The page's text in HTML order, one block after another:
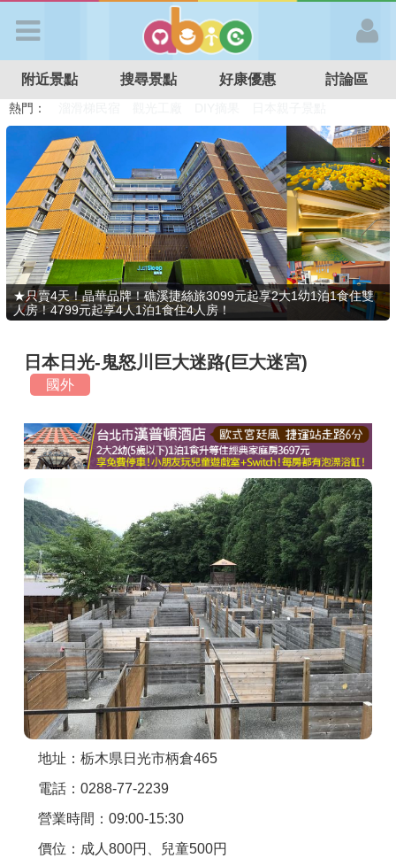
APP登入
首 頁
搜尋景點
好康優惠
最新消息
最新留言
商家合作
討論區
聯絡我們
APP下載
附近景點 搜尋景點 好康優惠 討論區
熱門：
特色遊戲場
親子住房優惠 台北親子餐廳 溫泉泡湯SPA
★只賣4天！晶華品牌！礁溪捷絲旅3099元起享2大1幼1泊1食住雙
人房！4799元起享4人1泊1食住4人房！
日本日光-鬼怒川巨大迷路(巨大迷宮)
國外
地址：栃木県日光市柄倉465
電話：0288-77-2239
營業時間：09:00-15:30
價位：成人800円、兒童500円